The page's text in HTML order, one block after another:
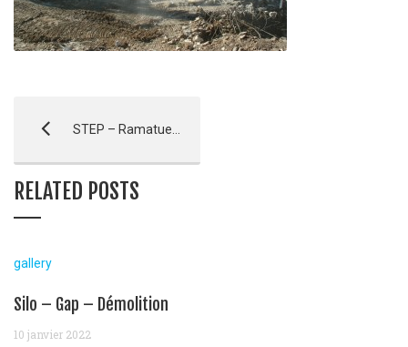
STEP – Ramatuelle
RELATED POSTS
gallery
Silo – Gap – Démolition
10 janvier 2022